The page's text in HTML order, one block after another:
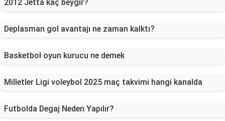
2012 Jetta kaç beygir?
Deplasman gol avantajı ne zaman kalktı?
Basketbol oyun kurucu ne demek
Milletler Ligi voleybol 2025 maç takvimi hangi kanalda
Futbolda Degaj Neden Yapılır?